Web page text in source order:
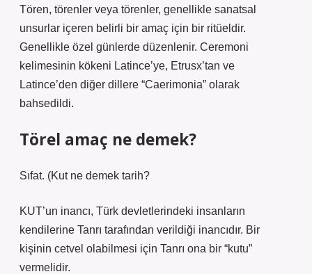
Tören, törenler veya törenler, genellikle sanatsal
unsurlar içeren belirli bir amaç için bir ritüeldir.
Genellikle özel günlerde düzenlenir. Ceremoni
kelimesinin kökeni Latince’ye, Etrusx’tan ve
Latince’den diğer dillere “Caerimonia” olarak
bahsedildi.
Törel amaç ne demek?
Sıfat. (Kut ne demek tarih?
KUT’un inancı, Türk devletlerindeki insanların
kendilerine Tanrı tarafından verildiği inancıdır. Bir
kişinin cetvel olabilmesi için Tanrı ona bir “kutu”
vermelidir.